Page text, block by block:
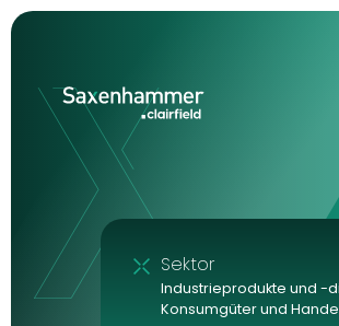
Sektor
Industrieprodukte und -
Konsumgüter und